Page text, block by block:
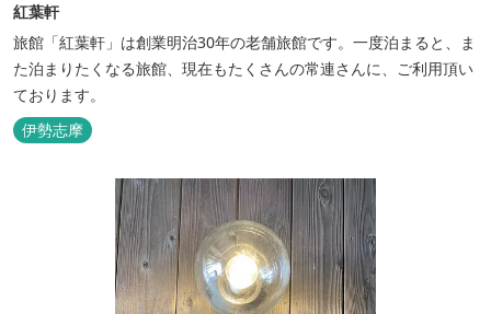
紅葉軒
旅館「紅葉軒」は創業明治30年の老舗旅館です。一度泊まると、ま
た泊まりたくなる旅館、現在もたくさんの常連さんに、ご利用頂い
ております。
伊勢志摩